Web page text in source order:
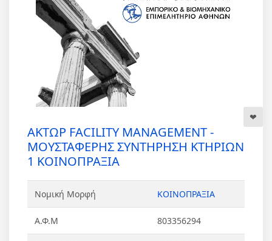
AKTΩΡ FACILITY MANAGEMENT -
ΜΟΥΣΤΑΦΕΡΗΣ ΣΥΝΤΗΡΗΣΗ ΚΤΗΡΙΩΝ
1 ΚΟΙΝΟΠΡΑΞΙΑ
Νομική Μορφή ΚΟΙΝΟΠΡΑΞΙΑ
Α.Φ.Μ 803356294